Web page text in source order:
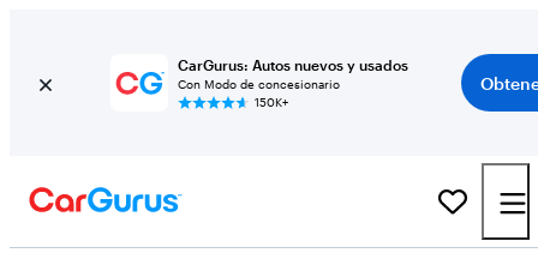
CarGurus: Autos nuevos y usados
Con Modo de concesionario
150K+